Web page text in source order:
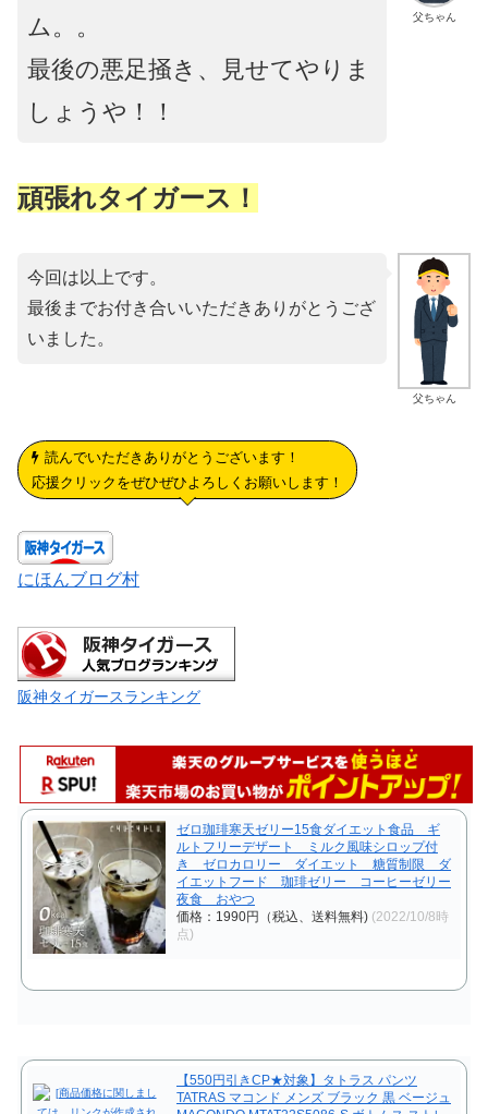
父ちゃん
ム。。
最後の悪足掻き、見せてやりま
しょうや！！
頑張れタイガース！
父ちゃん
今回は以上です。
最後までお付き合いいただきありがとうござ
いました。
読んでいただきありがとうございます！
応援クリックをぜひぜひよろしくお願いします！
にほんブログ村
阪神タイガースランキング
ゼロ珈琲寒天ゼリー15食ダイエット食品 ギ
ルトフリーデザート ミルク風味シロップ付
き ゼロカロリー ダイエット 糖質制限 ダ
イエットフード 珈琲ゼリー コーヒーゼリー
夜食 おやつ
価格：1990円（税込、送料無料) (2022/10/8時
点)
【550円引きCP★対象】タトラス パンツ
TATRAS マコンド メンズ ブラック 黒 ベージュ